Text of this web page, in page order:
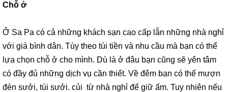
Chỗ ở
Ở Sa Pa có cả những khách sạn cao cấp lẫn những nhà nghỉ
với giá bình dân. Tùy theo túi tiền và nhu cầu mà bạn có thể
lựa chọn chỗ ở cho mình. Dù là ở đâu bạn cũng sẽ yên tâm
có đầy đủ những dịch vụ cần thiết. Về đêm bạn có thể mượn
đèn sưởi, túi sưởi. củi từ nhà nghỉ để giữ ấm. Tuy nhiên nếu